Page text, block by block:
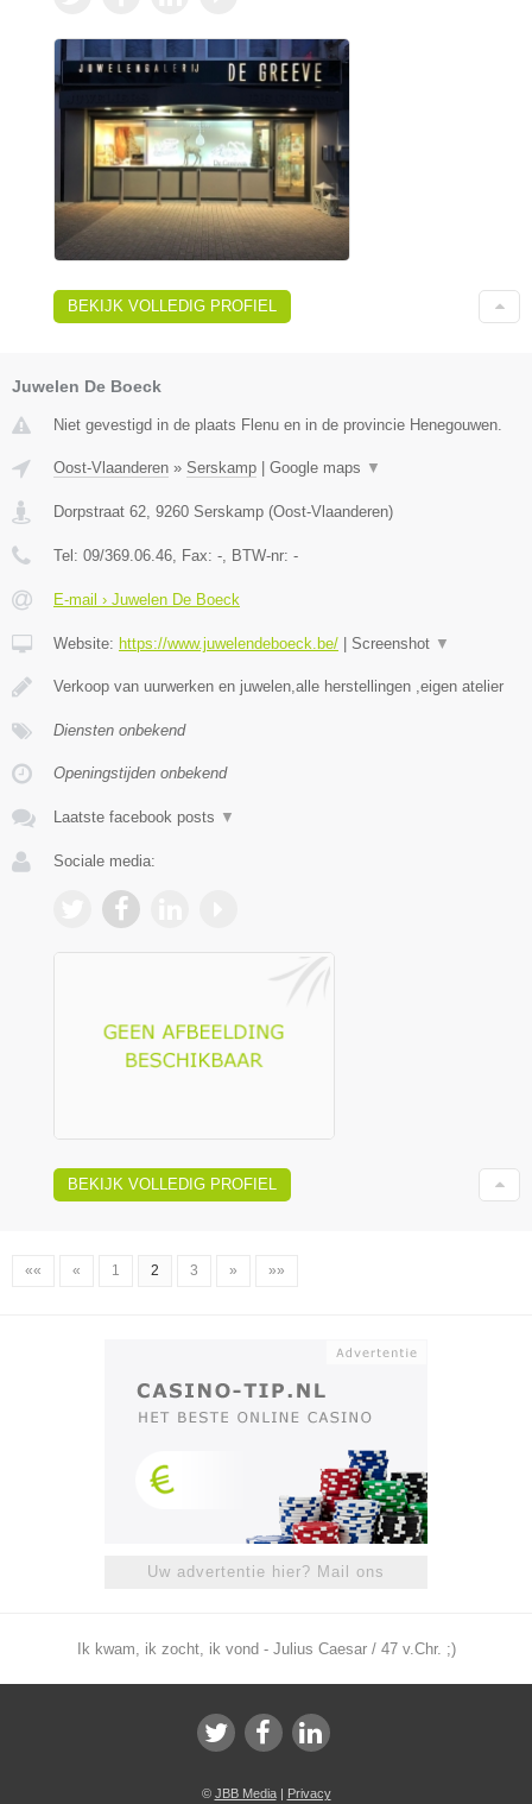
BEKIJK VOLLEDIG PROFIEL
Juwelen De Boeck
Niet gevestigd in de plaats Flenu en in de provincie Henegouwen.
Oost-Vlaanderen » Serskamp | Google maps ▼
Dorpstraat 62 9260 Serskamp (Oost-Vlaanderen)
Tel: 09/369.06.46 , Fax: - , BTW-nr: -
E-mail › Juwelen De Boeck
Website: https://www.juwelendeboeck.be/ | Screenshot ▼
Verkoop van uurwerken en juwelen,alle herstellingen ,eigen atelier
Diensten onbekend
Openingstijden onbekend
Laatste facebook posts ▼
Sociale media:
BEKIJK VOLLEDIG PROFIEL
«« « 1 2 3 » »»
Uw advertentie hier? Mail ons
Ik kwam, ik zocht, ik vond - Julius Caesar / 47 v.Chr. ;)
© JBB Media| Privacy